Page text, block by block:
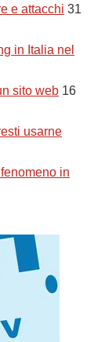
e attacchi 31
in Italia nel
sito web 16
usarne
in